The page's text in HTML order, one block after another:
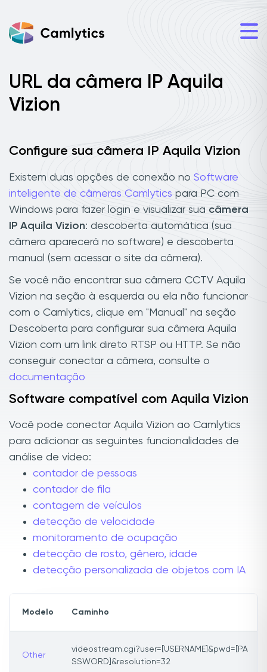
URL da câmera IP Aquila
Vizion
Configure sua câmera IP Aquila Vizion
Existem duas opções de conexão no Software
inteligente de câmeras Camlytics para PC com
Windows para fazer login e visualizar sua câmera
IP Aquila Vizion: descoberta automática (sua
câmera aparecerá no software) e descoberta
manual (sem acessar o site da câmera).
Se você não encontrar sua câmera CCTV Aquila
Vizion na seção à esquerda ou ela não funcionar
com o Camlytics, clique em "Manual" na seção
Descoberta para configurar sua câmera Aquila
Vizion com um link direto RTSP ou HTTP. Se não
conseguir conectar a câmera, consulte o
documentação
Software compatível com Aquila Vizion
Você pode conectar Aquila Vizion ao Camlytics
para adicionar as seguintes funcionalidades de
análise de vídeo:
contador de pessoas
contador de fila
contagem de veículos
detecção de velocidade
monitoramento de ocupação
detecção de rosto, gênero, idade
detecção personalizada de objetos com IA
Modelo Caminho
Other
videostream.cgi?user=[USERNAME]&pwd=[PA
SSWORD]&resolution=32